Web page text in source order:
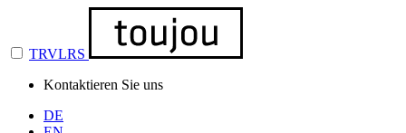
TRVLRS
Kontaktieren Sie uns
DE